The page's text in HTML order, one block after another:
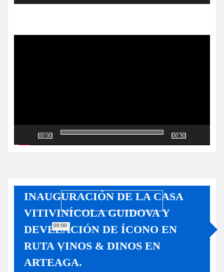
00:00
00:00
00:30
INAUGURACIÓN DE LA CASA
VITIVINÍCOLA GUIDOVA Y
DEVELACIÓN DE ÍCONO EN
RUTA VINOS & DINOS EN
ARTEAGA.